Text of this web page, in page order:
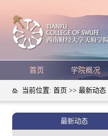
首页 学院概况
当前位置: 首页 >> 最新动态
最新动态